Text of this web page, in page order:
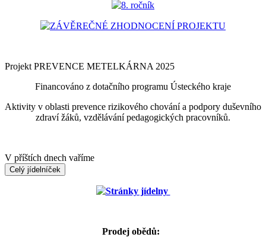
8. ročník
ZÁVĚREČNÉ ZHODNOCENÍ PROJEKTU
Projekt PREVENCE METELKÁRNA 2025
Financováno z dotačního programu Ústeckého kraje
Aktivity v oblasti prevence rizikového chování a podpory duševního
zdraví žáků, vzdělávání pedagogických pracovníků.
V příštích dnech vaříme
Celý jídelníček
Stránky jídelny
Prodej obědů: